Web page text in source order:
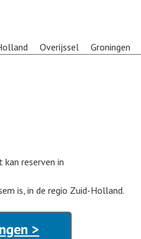
Overijssel Groningen
reserven in
is, in de regio Zuid-Holland.
>